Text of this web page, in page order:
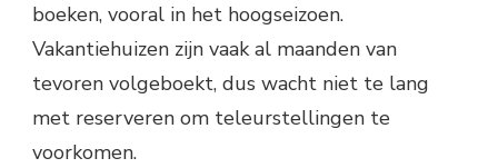
boeken, vooral in het hoogseizoen.
Vakantiehuizen zijn vaak al maanden van
tevoren volgeboekt, dus wacht niet te lang
met reserveren om teleurstellingen te
voorkomen.